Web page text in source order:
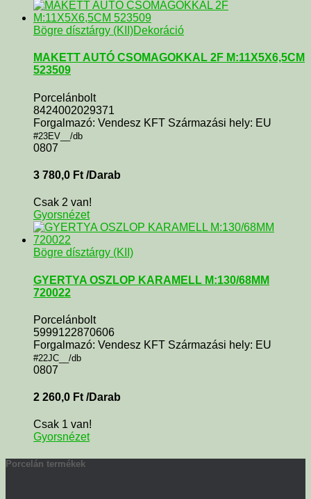
Bögre dísztárgy (KII)Dekoráció
MAKETT AUTÓ CSOMAGOKKAL 2F M:11X5X6,5CM
523509
Porcelánbolt
8424002029371
Forgalmazó: Vendesz KFT Származási hely: EU
#23EV__/db
0807
3 780,0 Ft /Darab
Csak 2 van!
Gyorsnézet
Bögre dísztárgy (KII)
GYERTYA OSZLOP KARAMELL M:130/68MM
720022
Porcelánbolt
5999122870606
Forgalmazó: Vendesz KFT Származási hely: EU
#22JC__/db
0807
2 260,0 Ft /Darab
Csak 1 van!
Gyorsnézet
Porcelán termékek